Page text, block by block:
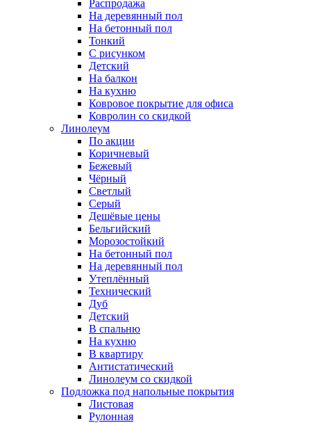
Распродажа
На деревянный пол
На бетонный пол
Тонкий
С рисунком
Детский
На балкон
На кухню
Ковровое покрытие для офиса
Ковролин со скидкой
Линолеум
По акции
Коричневый
Бежевый
Чёрный
Светлый
Серый
Дешёвые цены
Бельгийский
Морозостойкий
На бетонный пол
На деревянный пол
Утеплённый
Технический
Дуб
Детский
В спальню
На кухню
В квартиру
Антистатический
Линолеум со скидкой
Подложка под напольные покрытия
Листовая
Рулонная